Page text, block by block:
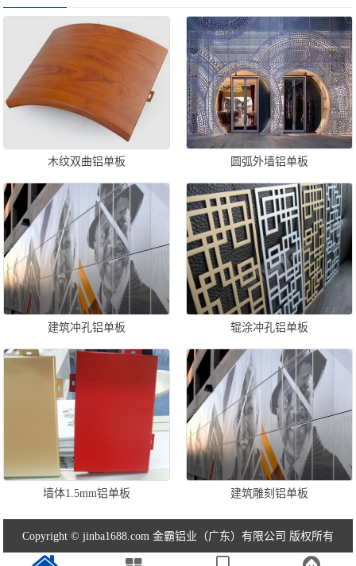
木纹双曲铝单板 圆弧外墙铝单板
建筑冲孔铝单板 辊涂冲孔铝单板
墙体1.5mm铝单板 建筑雕刻铝单板
Copyright © jinba1688.com 金霸铝业（广东）有限公司 版权所有